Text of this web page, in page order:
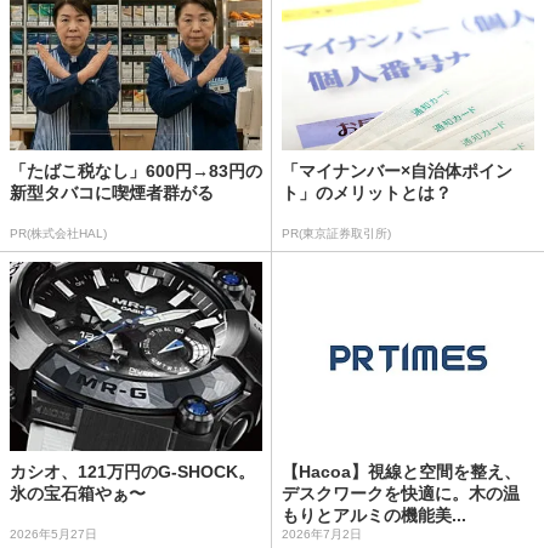
「たばこ税なし」600円→83円の
新型タバコに喫煙者群がる
PR(株式会社HAL)
「マイナンバー×自治体ポイン
ト」のメリットとは？
PR(東京証券取引所)
カシオ、121万円のG-SHOCK。
氷の宝石箱やぁ〜
2026年5月27日
【Hacoa】視線と空間を整え、
デスクワークを快適に。木の温
もりとアルミの機能美...
2026年7月2日